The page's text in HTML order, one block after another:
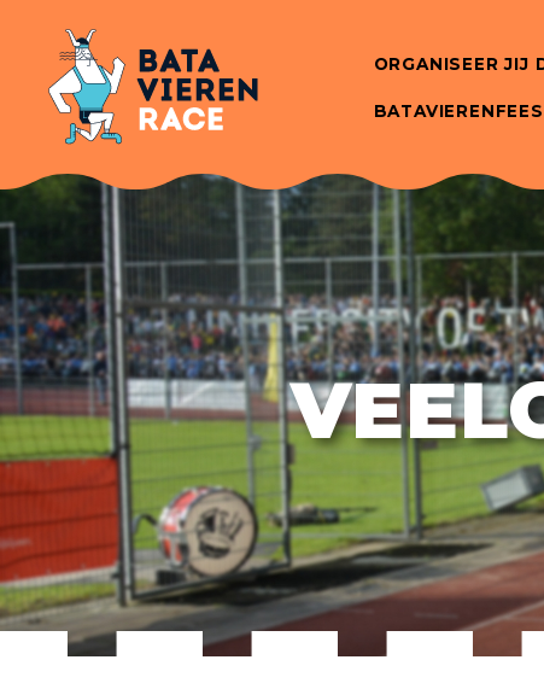
ORGANISEER JIJ